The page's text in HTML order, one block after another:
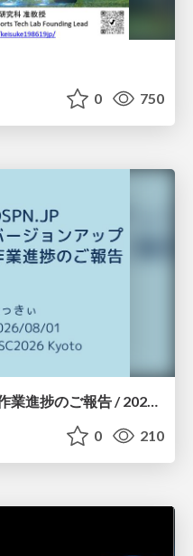
0 750
0 210